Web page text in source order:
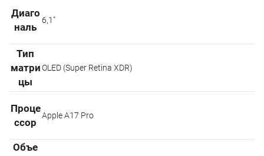
Диаго
наль
6,1"
Тип
матри
цы
OLED (Super Retina XDR)
Проце
ссор
Apple А17 Pro
Объе